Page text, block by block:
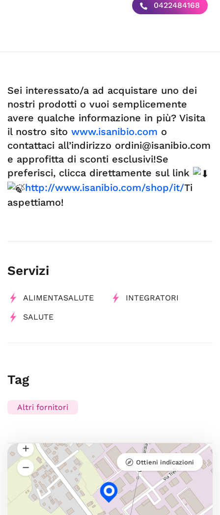
0422484168
Sei interessato/a ad acquistare uno dei
nostri prodotti o vuoi semplicemente
avere qualche informazione in più? Visita
il nostro sito www.isanibio.com o
contattaci all’indirizzo ordini@isanibio.com
e approfitta di sconti esclusivi!Se
preferisci, clicca direttamente sul link
http://www.isanibio.com/shop/it/Ti
aspettiamo!
Servizi
ALIMENTASALUTE INTEGRATORI
SALUTE
Tag
Altri fornitori
Ottieni indicazioni